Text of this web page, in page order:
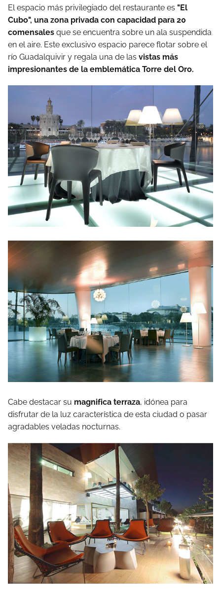
El espacio más privilegiado del restaurante es "El
Cubo", una zona privada con capacidad para 20
comensales que se encuentra sobre un ala suspendida
en el aire. Este exclusivo espacio parece flotar sobre el
río Guadalquivir y regala una de las vistas más
impresionantes de la emblemática Torre del Oro.
Cabe destacar su magnifica terraza, idónea para
disfrutar de la luz característica de esta ciudad o pasar
agradables veladas nocturnas.